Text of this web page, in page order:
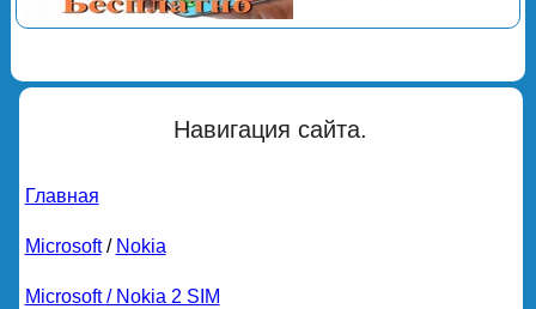
Навигация сайта.
Главная
Microsoft/ Nokia
Microsoft / Nokia 2 SIM